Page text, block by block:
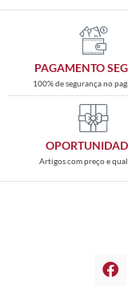
PAGAMENTO
100% de segurança no
Artigos com preço e